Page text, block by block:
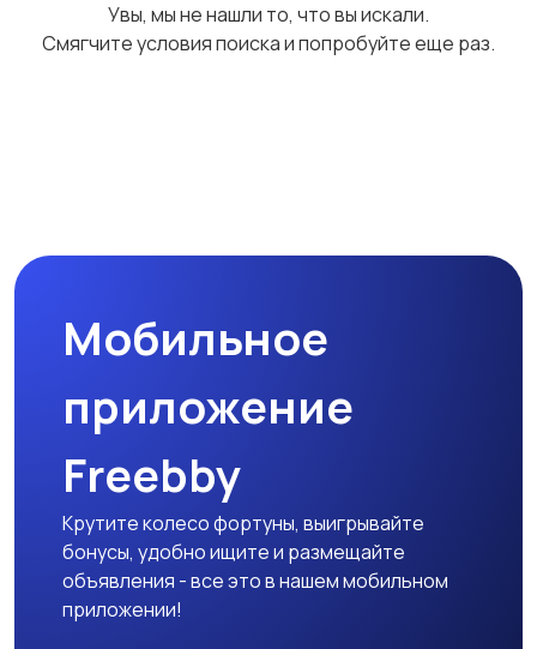
Увы, мы не нашли то, что вы искали.
Смягчите условия поиска и попробуйте еще раз.
Мобильное
приложение
Freebby
Крутите колесо фортуны, выигрывайте
бонусы, удобно ищите и размещайте
объявления - все это в нашем мобильном
приложении!